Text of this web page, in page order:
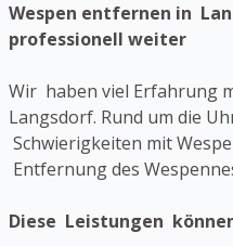
Wespen entfernen in
professionell weiter
Wir haben viel Erfahrung
Langsdorf. Rund um die
Schwierigkeiten mit
Entfernung des
Diese Leistungen